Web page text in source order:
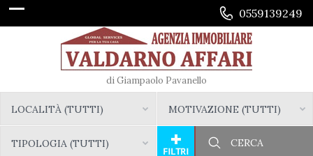
0559139249
di Giampaolo Pavanello
LOCALITÀ (TUTTI) MOTIVAZIONE (TUTTI)
TIPOLOGIA (TUTTI)